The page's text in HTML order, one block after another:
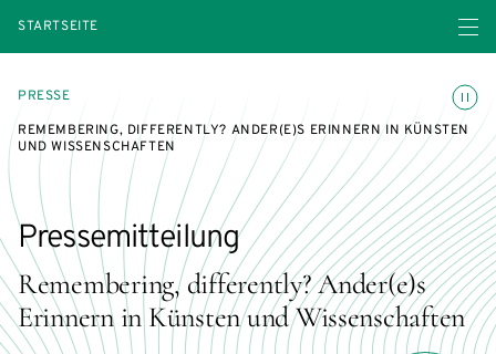
STARTSEITE Menü
PRESSE
REMEMBERING, DIFFERENTLY? ANDER(E)S ERINNERN IN KÜNSTEN
UND WISSENSCHAFTEN
Remembering, differently? Ander(e)s
Erinnern in Künsten und Wissenschaften
Pressemitteilung